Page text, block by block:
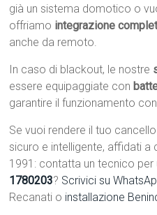
già un sistema domotico o
offriamo integrazione
anche da remoto.
In caso di blackout, le nostre
essere equipaggiate con
garantire il funzionamento
Se vuoi rendere il tuo
sicuro e intelligente, affidati a
1991: contatta un tecnico
1780203? Scrivici su
Recanati o installazione